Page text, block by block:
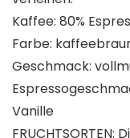
Kaffee: 80%
Farbe:
Geschmack:
Vanille